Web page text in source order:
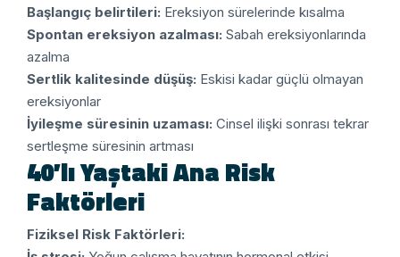
Başlangıç belirtileri: Ereksiyon sürelerinde kısalma
Spontan ereksiyon azalması: Sabah ereksiyonlarında
azalma
Sertlik kalitesinde düşüş: Eskisi kadar güçlü olmayan
ereksiyonlar
İyileşme süresinin uzaması: Cinsel ilişki sonrası tekrar
sertleşme süresinin artması
40’lı Yaştaki Ana Risk
Faktörleri
Fiziksel Risk Faktörleri: